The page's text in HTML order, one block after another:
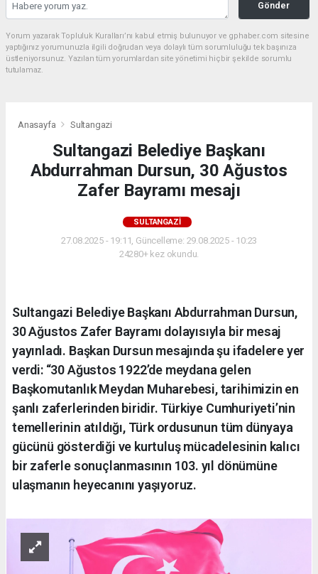
Gönder
Yorum yazarak Topluluk Kuralları’nı kabul etmiş bulunuyor ve gphaber.com sitesine
yaptığınız yorumunuzla ilgili doğrudan veya dolaylı tüm sorumluluğu tek başınıza
üstleniyorsunuz. Yazılan tüm yorumlardan site yönetimi hiçbir şekilde sorumlu
tutulamaz.
Anasayfa Sultangazi
Sultangazi Belediye Başkanı
Abdurrahman Dursun, 30 Ağustos
Zafer Bayramı mesajı
SULTANGAZI
27.08.2025 - 19:11, Güncelleme: 29.08.2025 - 10:23
24280+ kez okundu.
Sultangazi Belediye Başkanı Abdurrahman Dursun,
30 Ağustos Zafer Bayramı dolayısıyla bir mesaj
yayınladı. Başkan Dursun mesajında şu ifadelere yer
verdi: “30 Ağustos 1922’de meydana gelen
Başkomutanlık Meydan Muharebesi, tarihimizin en
şanlı zaferlerinden biridir. Türkiye Cumhuriyeti’nin
temellerinin atıldığı, Türk ordusunun tüm dünyaya
gücünü gösterdiği ve kurtuluş mücadelesinin kalıcı
bir zaferle sonuçlanmasının 103. yıl dönümüne
ulaşmanın heyecanını yaşıyoruz.